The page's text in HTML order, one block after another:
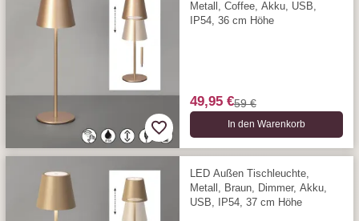
Metall, Coffee, Akku, USB,
IP54, 36 cm Höhe
49,95 €59 €
In den Warenkorb
LED Außen Tischleuchte,
Metall, Braun, Dimmer, Akku,
USB, IP54, 37 cm Höhe